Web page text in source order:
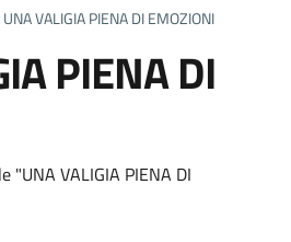
UNA VALIGIA PIENA DI EMOZIONI
PIENA DI
notizia
"UNA VALIGIA PIENA DI